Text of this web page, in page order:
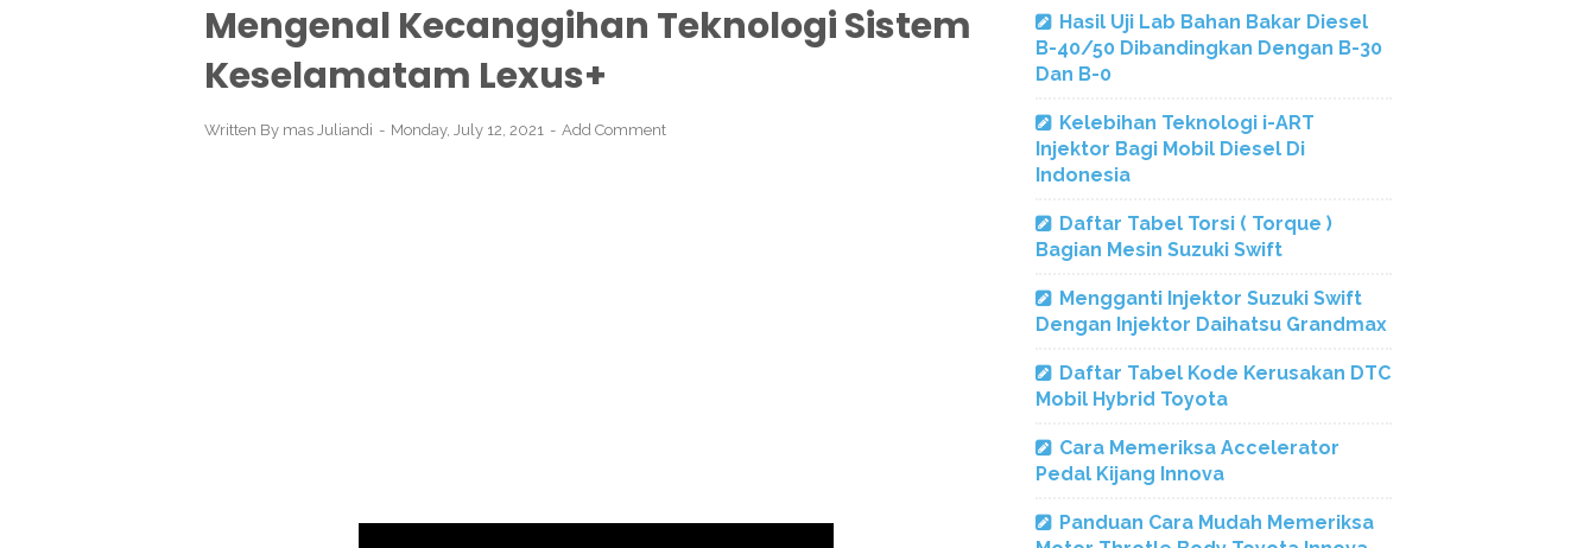
Mengenal Kecanggihan Teknologi Sistem
Keselamatam Lexus+
Written By mas Juliandi Monday, July 12, 2021 Add Comment
Hasil Uji Lab Bahan Bakar Diesel
B-40/50 Dibandingkan Dengan B-30
Dan B-0
Kelebihan Teknologi i-ART
Injektor Bagi Mobil Diesel Di
Indonesia
Daftar Tabel Torsi ( Torque )
Bagian Mesin Suzuki Swift
Mengganti Injektor Suzuki Swift
Dengan Injektor Daihatsu Grandmax
Daftar Tabel Kode Kerusakan DTC
Mobil Hybrid Toyota
Cara Memeriksa Accelerator
Pedal Kijang Innova
Panduan Cara Mudah Memeriksa